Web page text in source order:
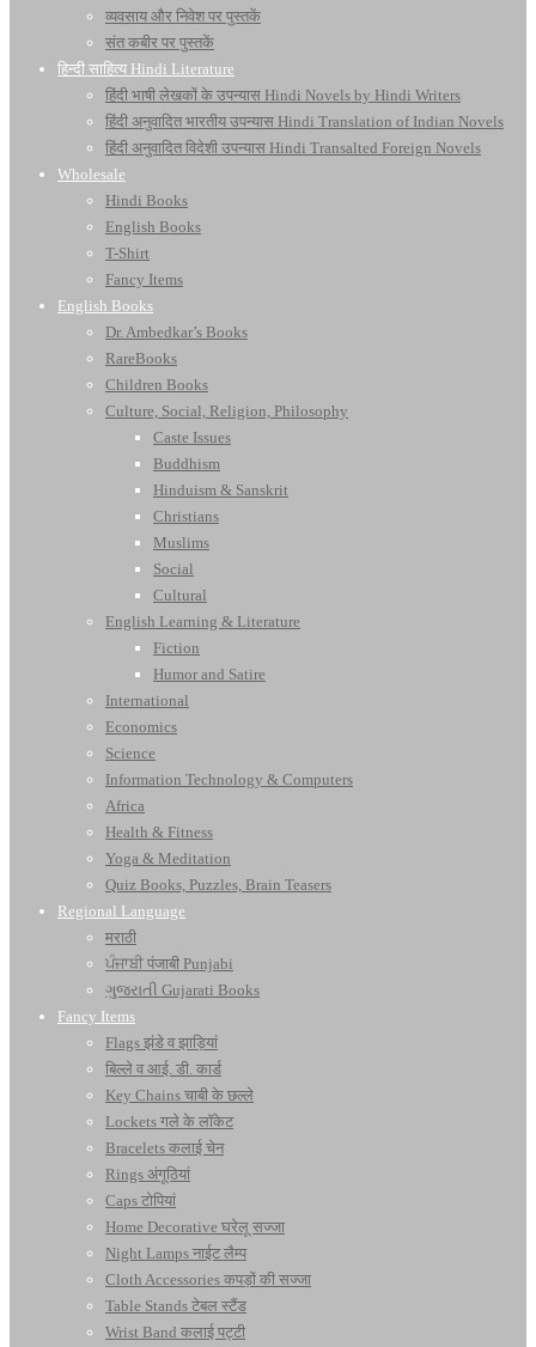
व्यवसाय और निवेश पर पुस्तकें
संत कबीर पर पुस्तकें
हिन्दी साहित्य Hindi Literature
हिंदी भाषी लेखकों के उपन्यास Hindi Novels by Hindi Writers
हिंदी अनुवादित भारतीय उपन्यास Hindi Translation of Indian Novels
हिंदी अनुवादित विदेशी उपन्यास Hindi Transalted Foreign Novels
Wholesale
Hindi Books
English Books
T-Shirt
Fancy Items
English Books
Dr. Ambedkar’s Books
RareBooks
Children Books
Culture, Social, Religion, Philosophy
Caste Issues
Buddhism
Hinduism & Sanskrit
Christians
Muslims
Social
Cultural
English Learning & Literature
Fiction
Humor and Satire
International
Economics
Science
Information Technology & Computers
Africa
Health & Fitness
Yoga & Meditation
Quiz Books, Puzzles, Brain Teasers
Regional Language
मराठी
ਪੰਜਾਬੀ पंजाबी Punjabi
ગુજરાતી Gujarati Books
Fancy Items
Flags झंडे व झाड़ियां
बिल्ले व आई. डी. कार्ड
Key Chains चाबी के छल्ले
Lockets गले के लॉकेट
Bracelets कलाई चेन
Rings अंगूठियां
Caps टोपियां
Home Decorative घरेलू सज्जा
Night Lamps नाईट लैम्प
Cloth Accessories कपड़ों की सज्जा
Table Stands टेबल स्टैंड
Wrist Band कलाई पट्टी